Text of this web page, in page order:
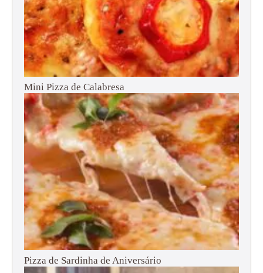
Mini Pizza de Calabresa
Pizza de Sardinha de Aniversário